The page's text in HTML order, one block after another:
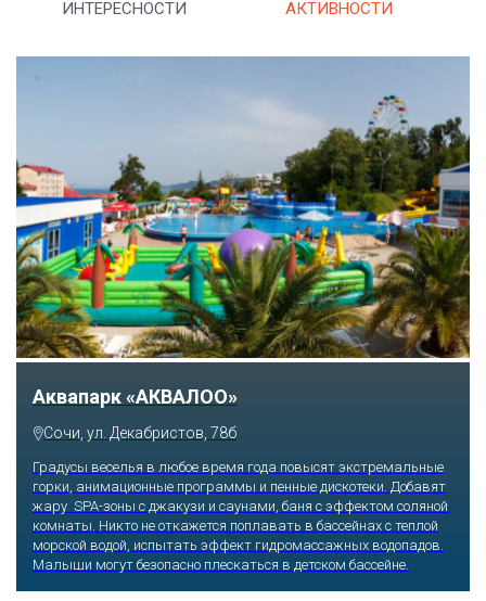
ИНТЕРЕСНОСТИ АКТИВНОСТИ
Тематический парк развлечений «Сочи
Парк»
Сочи, Олимпийский проспект, 21
Оказавшись здесь, словно попадаешь в сказку: встречаешь
любимых героев русского фольклора, получаешь возможность
сколько душе угодно кататься на аттракционах европейского
уровня. Гости участвуют в увлекательных квестах и творческих